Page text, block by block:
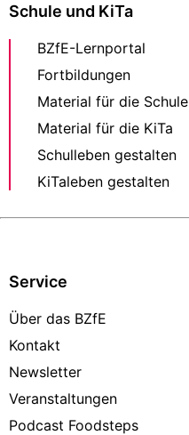
Schule und KiTa
BZfE-Lernportal
Fortbildungen
Material für die Schule
Material für die KiTa
Schulleben gestalten
KiTaleben gestalten
Service
Über das BZfE
Kontakt
Newsletter
Veranstaltungen
Podcast Foodsteps